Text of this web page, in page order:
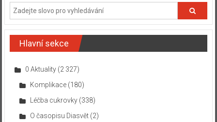
Hlavní sekce
0 Aktuality(2 327)
Komplikace(180)
Léčba cukrovky(338)
O časopisu Diasvět(2)